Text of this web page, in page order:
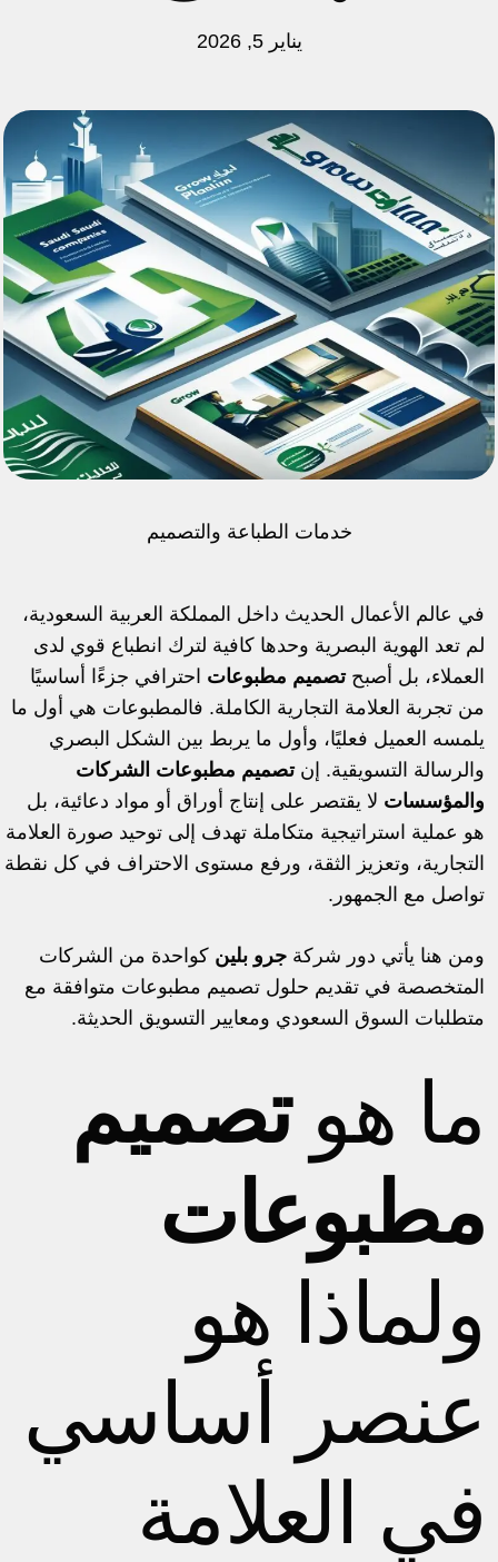
يناير 5, 2026
خدمات الطباعة والتصميم
في عالم الأعمال الحديث داخل المملكة العربية السعودية،
لم تعد الهوية البصرية وحدها كافية لترك انطباع قوي لدى
العملاء، بل أصبحتصميم مطبوعات احترافي جزءًا أساسيًا
من تجربة العلامة التجارية الكاملة. فالمطبوعات هي أول ما
يلمسه العميل فعليًا، وأول ما يربط بين الشكل البصري
والرسالة التسويقية. إنتصميم مطبوعات الشركات
والمؤسسات لا يقتصر على إنتاج أوراق أو مواد دعائية، بل
هو عملية استراتيجية متكاملة تهدف إلى توحيد صورة العلامة
التجارية، وتعزيز الثقة، ورفع مستوى الاحتراف في كل نقطة
تواصل مع الجمهور.
ومن هنا يأتي دور شركة جرو بلين كواحدة من الشركات
المتخصصة في تقديم حلول تصميم مطبوعات متوافقة مع
متطلبات السوق السعودي ومعايير التسويق الحديثة.
ما هوتصميم
مطبوعات
ولماذا هو
عنصر أساسي
في العلامة